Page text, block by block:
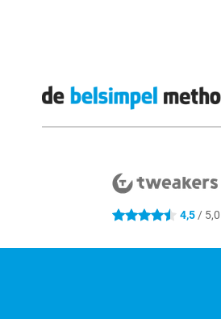
4.5 sterren 4,5/ 5,0